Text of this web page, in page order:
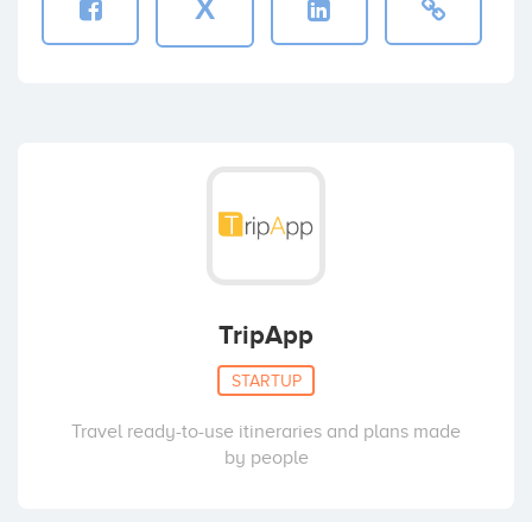
X
TripApp
STARTUP
Travel ready-to-use itineraries and plans made
by people